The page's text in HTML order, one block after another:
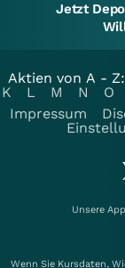
Jetzt
Aktien von A - Z:
K
L M N O
Impressum
Unsere
Wenn Sie Kursdaten,